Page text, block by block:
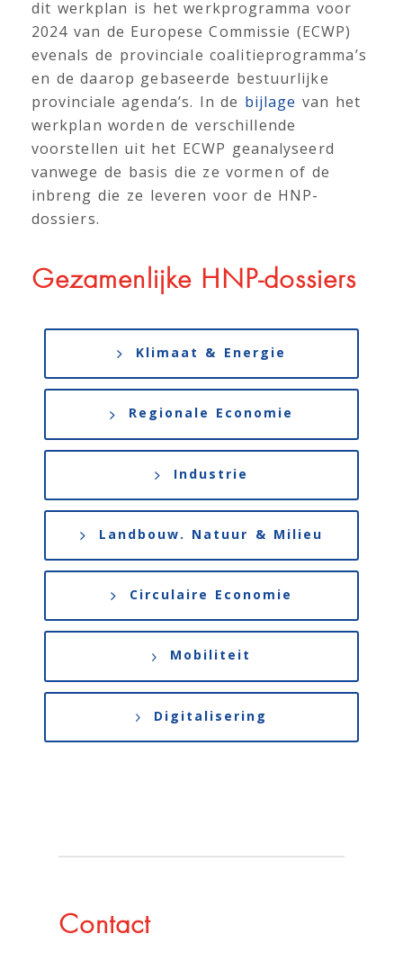
dit werkplan is het werkprogramma voor
2024 van de Europese Commissie (ECWP)
evenals de provinciale coalitieprogramma’s
en de daarop gebaseerde bestuurlijke
provinciale agenda’s. In de bijlage van het
werkplan worden de verschillende
voorstellen uit het ECWP geanalyseerd
vanwege de basis die ze vormen of de
inbreng die ze leveren voor de HNP-
dossiers.
Gezamenlijke HNP-dossiers
Klimaat & Energie
Regionale Economie
Industrie
Landbouw. Natuur & Milieu
Circulaire Economie
Mobiliteit
Digitalisering
Contact